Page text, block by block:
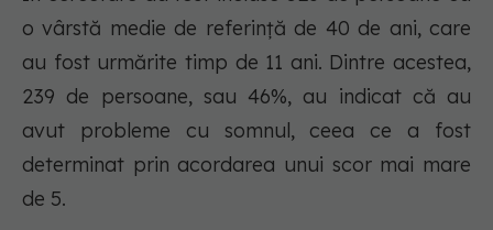
o vârstă medie de referință de 40 de ani, care
au fost urmărite timp de 11 ani. Dintre acestea,
239 de persoane, sau 46%, au indicat că au
avut probleme cu somnul, ceea ce a fost
determinat prin acordarea unui scor mai mare
de 5.